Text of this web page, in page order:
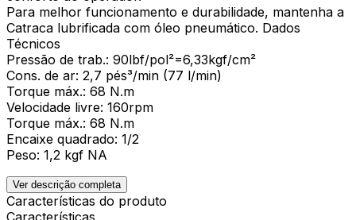
Para melhor funcionamento e durabilidade, mantenha a
Catraca lubrificada com óleo pneumático. Dados
Técnicos
Pressão de trab.: 90lbf/pol²=6,33kgf/cm²
Cons. de ar: 2,7 pés³/min (77 l/min)
Torque máx.: 68 N.m
Velocidade livre: 160rpm
Torque máx.: 68 N.m
Encaixe quadrado: 1/2
Peso: 1,2 kgf NA
Ver descrição completa
Características do produto
Características